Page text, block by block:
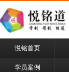
悦铭首页
学员案例